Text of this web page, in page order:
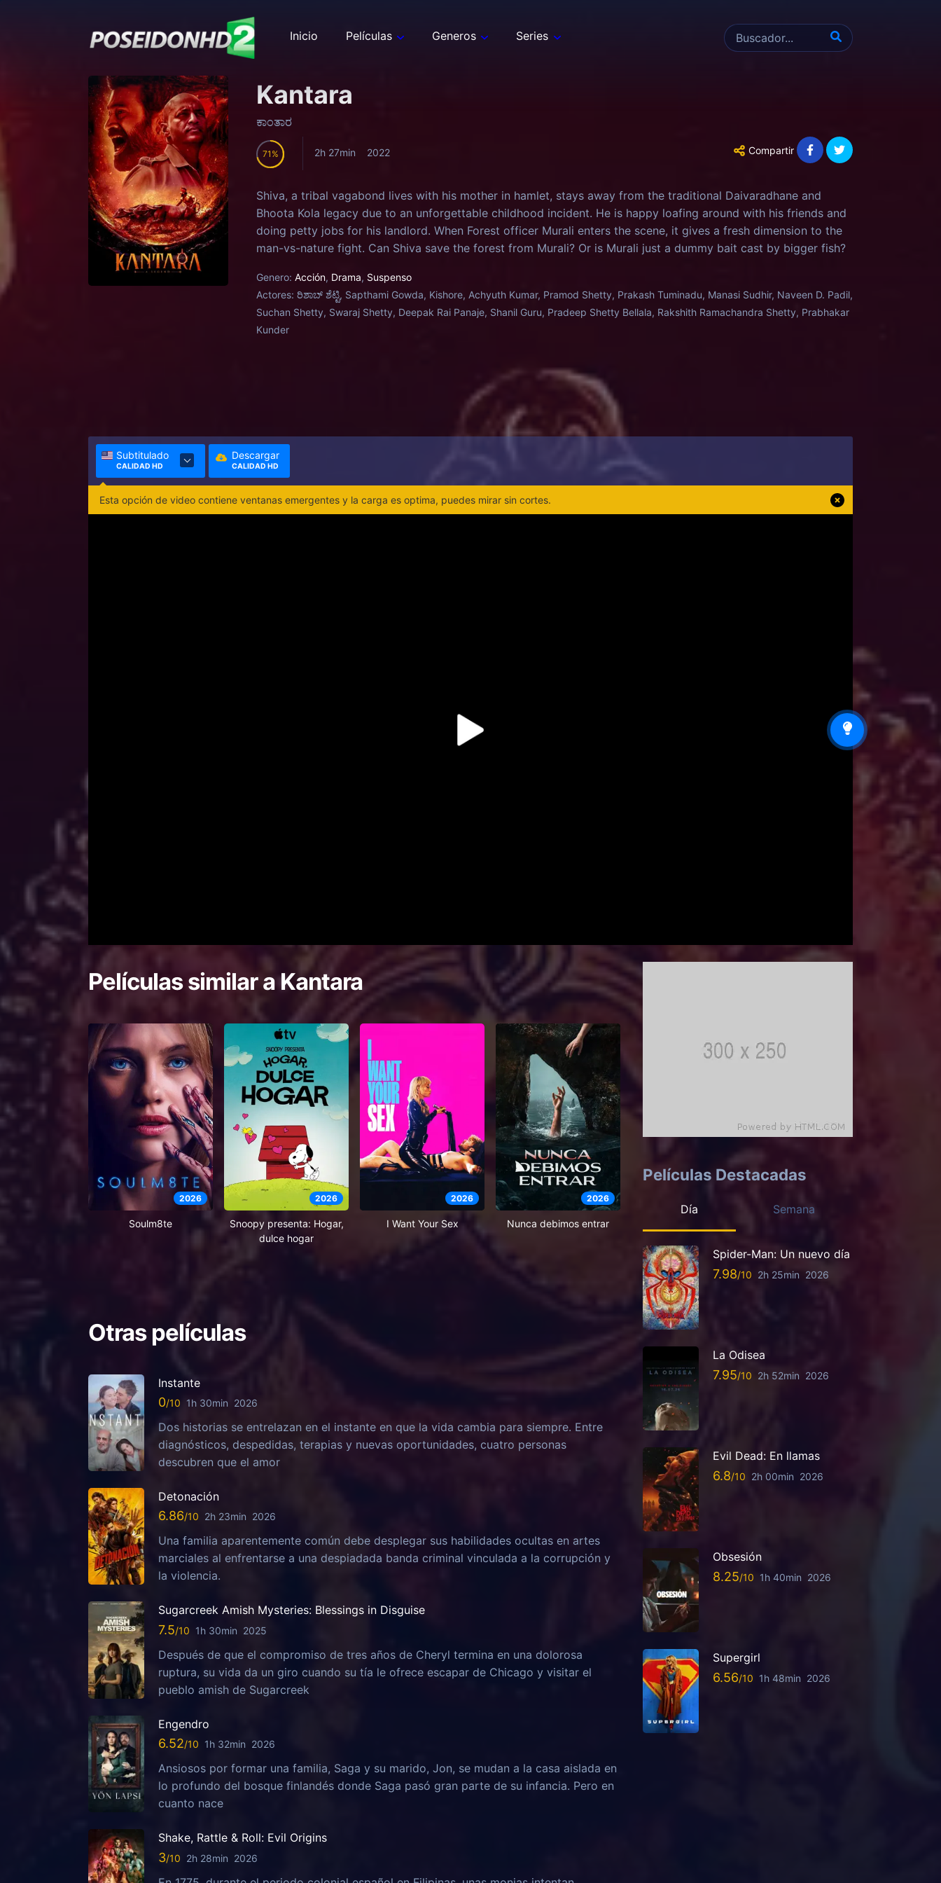
Inicio Películas Generos Series
Kantara
ಕಾಂತಾರ
71 2h 27min 2022 Compartir
Shiva, a tribal vagabond lives with his mother in hamlet, stays away from the traditional Daivaradhane and
Bhoota Kola legacy due to an unforgettable childhood incident. He is happy loafing around with his friends and
doing petty jobs for his landlord. When Forest officer Murali enters the scene, it gives a fresh dimension to the
man-vs-nature fight. Can Shiva save the forest from Murali? Or is Murali just a dummy bait cast by bigger fish?
Genero: Acción, Drama, Suspenso
Actores: ರಿಶಾಬ್ ಶೆಟ್ಟಿ, Sapthami Gowda, Kishore, Achyuth Kumar, Pramod Shetty, Prakash Tuminadu, Manasi Sudhir, Naveen D. Padil,
Suchan Shetty, Swaraj Shetty, Deepak Rai Panaje, Shanil Guru, Pradeep Shetty Bellala, Rakshith Ramachandra Shetty, Prabhakar
Kunder
Subtitulado
CALIDAD HD
Descargar
CALIDAD HD
Esta opción de video contiene ventanas emergentes y la carga es optima, puedes mirar sin cortes.
Películas similar aKantara
2026
Soulm8te
2026
Snoopy presenta: Hogar,
dulce hogar
2026
I Want Your Sex
2026
Nunca debimos entrar
Otras películas
Instante
0 1h 30min 2026
Dos historias se entrelazan en el instante en que la vida cambia para siempre. Entre
diagnósticos, despedidas, terapias y nuevas oportunidades, cuatro personas
descubren que el amor
Detonación
6.86 2h 23min 2026
Una familia aparentemente común debe desplegar sus habilidades ocultas en artes
marciales al enfrentarse a una despiadada banda criminal vinculada a la corrupción y
la violencia.
Sugarcreek Amish Mysteries: Blessings in Disguise
7.5 1h 30min 2025
Después de que el compromiso de tres años de Cheryl termina en una dolorosa
ruptura, su vida da un giro cuando su tía le ofrece escapar de Chicago y visitar el
pueblo amish de Sugarcreek
Engendro
6.52 1h 32min 2026
Ansiosos por formar una familia, Saga y su marido, Jon, se mudan a la casa aislada en
lo profundo del bosque finlandés donde Saga pasó gran parte de su infancia. Pero en
cuanto nace
Shake, Rattle & Roll: Evil Origins
3 2h 28min 2026
Películas Destacadas
Día Semana
Spider-Man: Un nuevo día
7.98 2h 25min 2026
La Odisea
7.95 2h 52min 2026
Evil Dead: En llamas
6.8 2h 00min 2026
Obsesión
8.25 1h 40min 2026
Supergirl
6.56 1h 48min 2026